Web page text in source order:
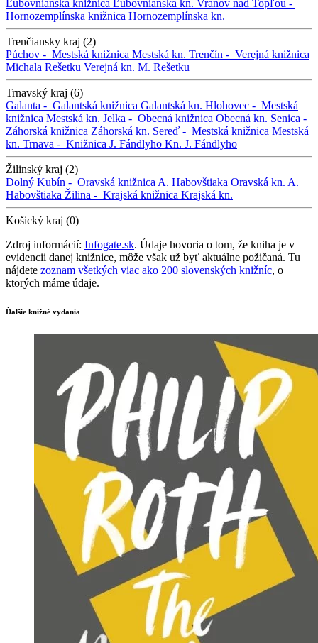
Ľubovnianska knižnica Ľubovnianska kn. Vranov nad Topľou -
Hornozemplínska knižnica Hornozemplínska kn.
Trenčiansky kraj (2)
Púchov - Mestská knižnica Mestská kn. Trenčín - Verejná knižnica
Michala Rešetku Verejná kn. M. Rešetku
Trnavský kraj (6)
Galanta - Galantská knižnica Galantská kn. Hlohovec - Mestská
knižnica Mestská kn. Jelka - Obecná knižnica Obecná kn. Senica -
Záhorská knižnica Záhorská kn. Sereď - Mestská knižnica Mestská
kn. Trnava - Knižnica J. Fándlyho Kn. J. Fándlyho
Žilinský kraj (2)
Dolný Kubín - Oravská knižnica A. Habovštiaka Oravská kn. A.
Habovštiaka Žilina - Krajská knižnica Krajská kn.
Košický kraj (0)
Zdroj informácií: Infogate.sk. Údaje hovoria o tom, že kniha je v
evidencii danej knižnice, môže však už byť aktuálne požičaná. Tu
nájdete zoznam všetkých viac ako 200 slovenských knižníc, o
ktorých máme údaje.
Ďalšie knižné vydania